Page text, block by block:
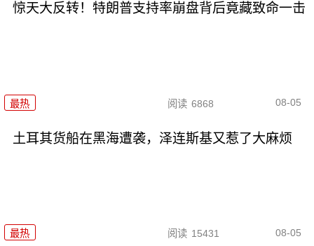
惊天大反转！特朗普支持率崩盘背后竟藏致命一击
最热 阅读 6868 08-05
土耳其货船在黑海遭袭，泽连斯基又惹了大麻烦
最热 阅读 15431 08-05